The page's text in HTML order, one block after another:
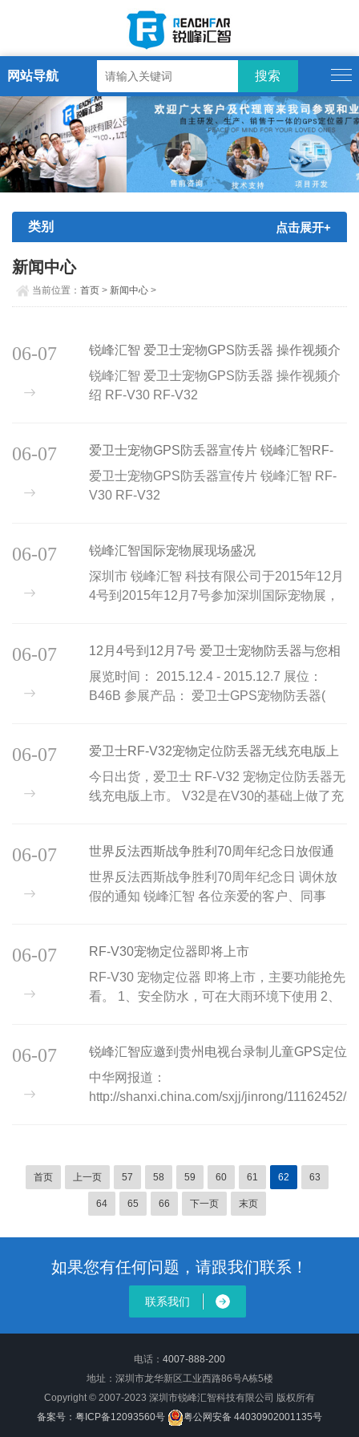
网站导航
类别 点击展开+
新闻中心
当前位置：首页 > 新闻中心 >
锐峰汇智 爱卫士宠物GPS防丢器 操作视频介
绍 R
锐峰汇智 爱卫士宠物GPS防丢器 操作视频介
绍 RF-V30 RF-V32
06-07
爱卫士宠物GPS防丢器宣传片 锐峰汇智RF-
V30 RF-V3
爱卫士宠物GPS防丢器宣传片 锐峰汇智 RF-
V30 RF-V32
06-07
锐峰汇智国际宠物展现场盛况
深圳市 锐峰汇智 科技有限公司于2015年12月
4号到2015年12月7号参加深圳国际宠物展，
GPS防丢器的...
06-07
12月4号到12月7号 爱卫士宠物防丢器与您相
约深圳
展览时间： 2015.12.4 - 2015.12.7 展位：
B46B 参展产品： 爱卫士GPS宠物防丢器(
获得价值5千元的宠宠熊...
06-07
爱卫士RF-V32宠物定位防丢器无线充电版上
市
今日出货，爱卫士 RF-V32 宠物定位防丢器无
线充电版上市。 V32是在V30的基础上做了充
线充电也使得...
06-07
世界反法西斯战争胜利70周年纪念日放假通
知
世界反法西斯战争胜利70周年纪念日 调休放
假的通知 锐峰汇智 各位亲爱的客户、同事
召，广泛参与...
06-07
RF-V30宠物定位器即将上市
RF-V30 宠物定位器 即将上市，主要功能抢先
看。 1、安全防水，可在大雨环境下使用 2、
台/手机App/微信...
06-07
锐峰汇智应邀到贵州电视台录制儿童GPS定位
中华网报道：
http://shanxi.china.com/sxjj/jinrong/11162452/
06-07
首页 上一页 57 58 59 60 61 62 63
64 65 66 下一页 末页
如果您有任何问题，请跟我们联系！
联系我们
电话： 4007-888-200
地址：深圳市龙华新区工业西路86号A栋5楼
Copyright © 2007-2023 深圳市锐峰汇智科技有限公司 版权所有
备案号：粤ICP备12093560号
粤公网安备 44030902001135号